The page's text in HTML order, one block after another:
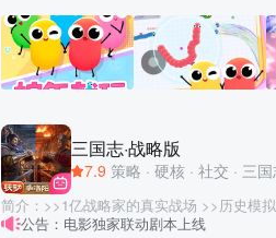
2.小心！蛇头碰到其他贪吃蛇就会死亡，
用巧妙的走位让蛇身被别人撞上，就可以
模式or团战模式，和小伙伴们比比谁更长吧！ 游戏特色 【以小搏大，战局随
会逆袭】 你长你厉害，我短我灵活！大蛇
战局随时都有可能逆转！ 【简单有趣，老少皆宜的全民游戏】 不管是什么年龄、
满的乐趣！ 【战斗技巧，老司机教你几招】 急速超车拦截蛇头、急停甩头抢道、
180度华丽飘逸、画个圈圈诅咒你…这些都
手速？策略也很重要，当然如果你恰好单身又练
有毒，根本停不下来】 超Q超萌画风，一
哈哈哈哈哈！ 如果你喜欢贪吃蛇大作战，欢迎随时给我们留下宝贵的意见，推荐
三国志·战略版
7.9 策略 · 硬核 · 社交 · 三
简介：>>1亿战略家的真实战场 >>历史模
阳》深度共创，电影独家联动限定服 >>免
公告：电影独家联动剧本上线